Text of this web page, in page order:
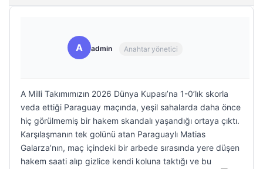
A admin Anahtar yönetici
A Milli Takımımızın 2026 Dünya Kupası’na 1-0’lık skorla
veda ettiği Paraguay maçında, yeşil sahalarda daha önce
hiç görülmemiş bir hakem skandalı yaşandığı ortaya çıktı.
Karşılaşmanın tek golünü atan Paraguaylı Matias
Galarza’nın, maç içindeki bir arbede sırasında yere düşen
hakem saati alıp gizlice kendi koluna taktığı ve bu